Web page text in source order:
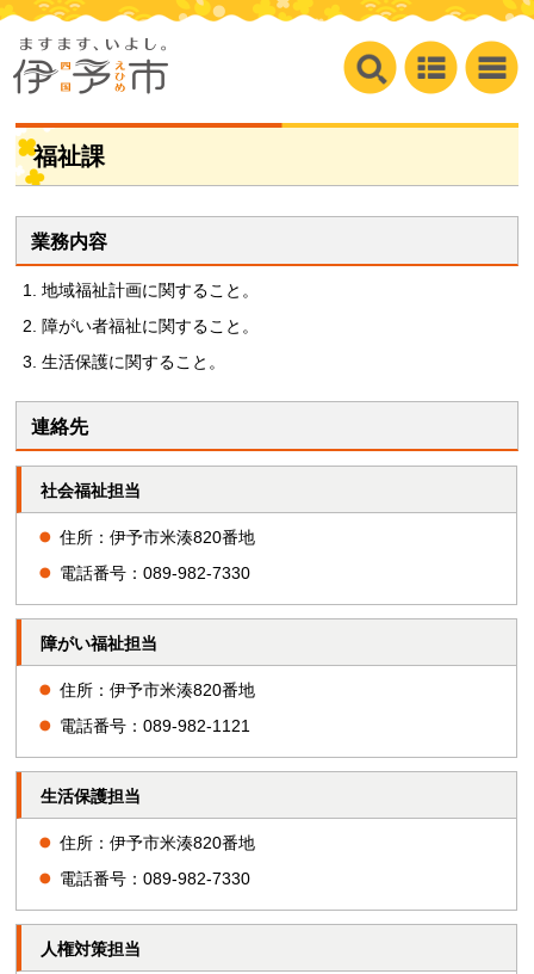
福祉課
業務内容
地域福祉計画に関すること。
障がい者福祉に関すること。
生活保護に関すること。
連絡先
社会福祉担当
住所：伊予市米湊820番地
電話番号：089-982-7330
障がい福祉担当
住所：伊予市米湊820番地
電話番号：089-982-1121
生活保護担当
住所：伊予市米湊820番地
電話番号：089-982-7330
人権対策担当